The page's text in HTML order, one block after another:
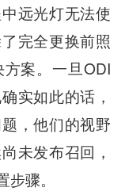
远光灯无法使
完全更换前照
案。一旦ODI
实如此的话，
，他们的视野
未发布召回，
骤。